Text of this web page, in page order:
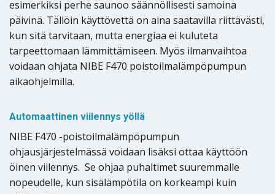
esimerkiksi perhe saunoo säännöllisesti samoina
päivinä. Tällöin käyttövettä on aina saatavilla riittävästi,
kun sitä tarvitaan, mutta energiaa ei kuluteta
tarpeettomaan lämmittämiseen. Myös ilmanvaihtoa
voidaan ohjata NIBE F470 poistoilmalämpöpumpun
aikaohjelmilla.
Automaattinen viilennys yöllä
NIBE F470 -poistoilmalämpöpumpun
ohjausjärjestelmässä voidaan lisäksi ottaa käyttöön
öinen viilennys. Se ohjaa puhaltimet suuremmalle
nopeudelle, kun sisälämpötila on korkeampi kuin